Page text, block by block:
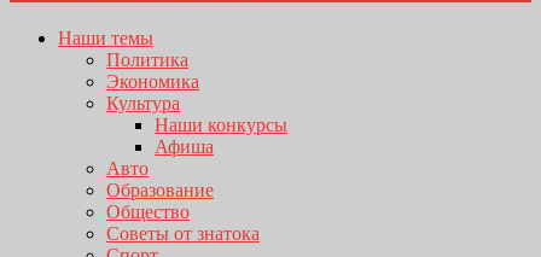
Наши темы
Политика
Экономика
Культура
Наши конкурсы
Афиша
Авто
Образование
Общество
Советы от знатока